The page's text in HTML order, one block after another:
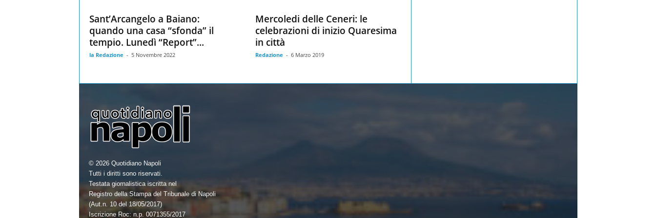
Sant’Arcangelo a Baiano:
quando una casa “sfonda” il
tempio. Lunedì “Report”...
la Redazione - 5 Novembre 2022
Mercoledi delle Ceneri: le
celebrazioni di inizio Quaresima
in città
Redazione - 6 Marzo 2019
© 2026 Quotidiano Napoli
Tutti i diritti sono riservati.
Testata giornalistica iscritta nel
Registro della Stampa del Tribunale di Napoli
(Aut.n. 10 del 18/05/2017)
Iscrizione Roc: n.p. 0071355/2017